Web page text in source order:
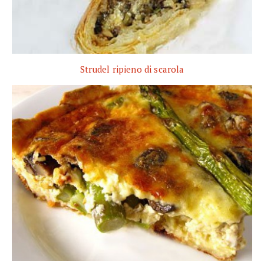
Strudel ripieno di scarola